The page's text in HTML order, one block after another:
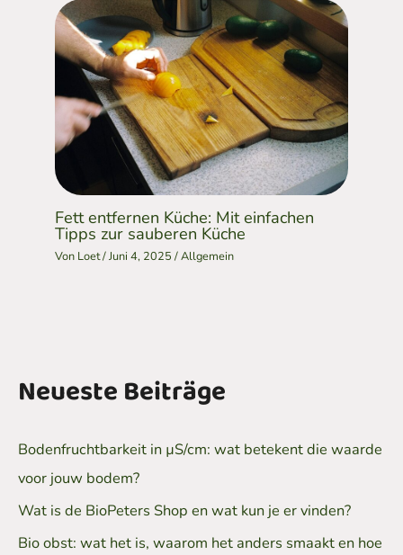
Fett entfernen Küche: Mit einfachen
Tipps zur sauberen Küche
Von Loet/Juni 4, 2025/Allgemein
Neueste Beiträge
Bodenfruchtbarkeit in µS/cm: wat betekent die waarde
voor jouw bodem?
Wat is de BioPeters Shop en wat kun je er vinden?
Bio obst: wat het is, waarom het anders smaakt en hoe